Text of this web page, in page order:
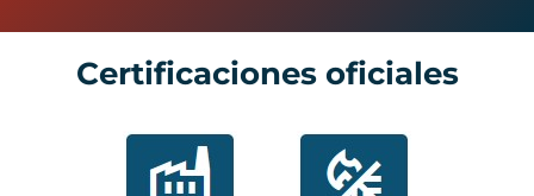
Certificaciones oficiales